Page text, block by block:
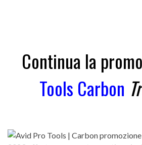
Continua la
Tools Carbon